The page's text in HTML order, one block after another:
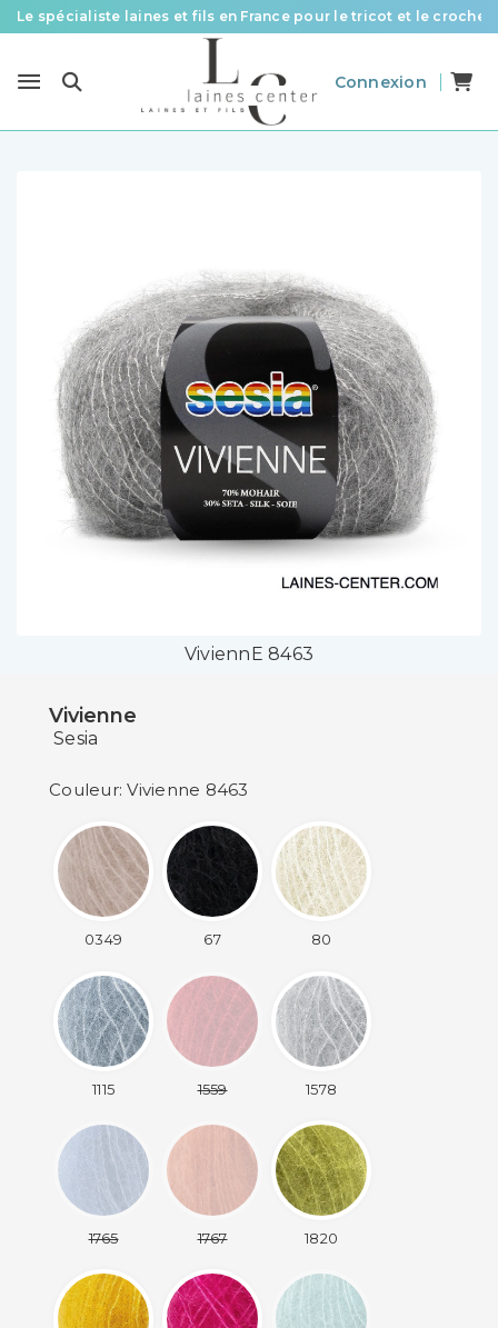
Le spécialiste laines et fils en France pour le tricot et le crochet
Livraison offerte à partir de 58 € d’achat
Connexion
ViviennE 8463
Vivienne
Sesia
Couleur: Vivienne 8463
0349 67 80
1115 1559 1578
1765 1767 1820